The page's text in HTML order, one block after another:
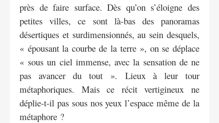
près de faire surface. Dès qu’on s’éloigne des
petites villes, ce sont là-bas des panoramas
désertiques et surdimensionnés, au sein desquels,
« épousant la courbe de la terre », on se déplace
« sous un ciel immense, avec la sensation de ne
pas avancer du tout ». Lieux à leur tour
métaphoriques. Mais ce récit vertigineux ne
déplie-t-il pas sous nos yeux l’espace même de la
métaphore ?